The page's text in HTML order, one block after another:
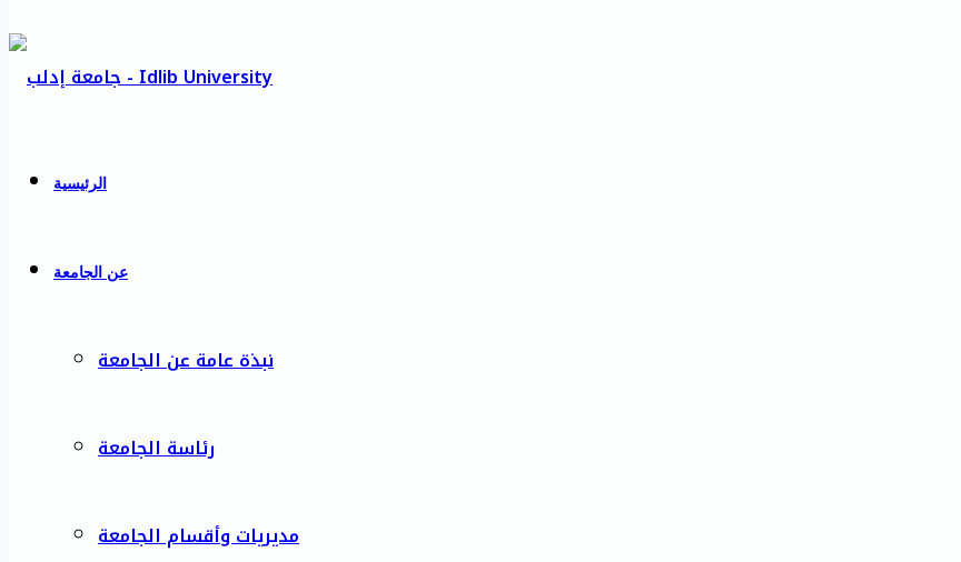
الرئيسية
عن الجامعة
نبذة عامة عن الجامعة
رئاسة الجامعة
مديريات وأقسام الجامعة